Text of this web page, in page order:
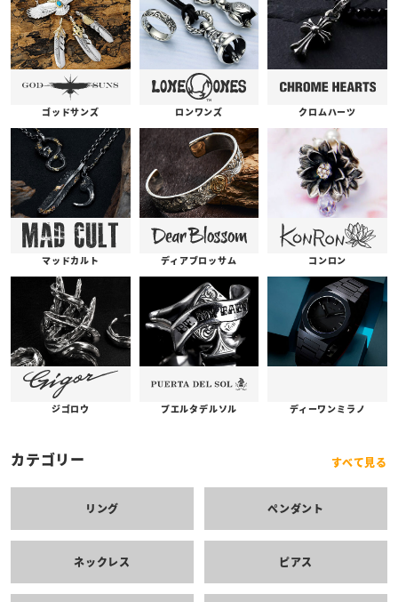
ゴッドサンズ ロンワンズ クロムハーツ
マッドカルト ディアブロッサム コンロン
ジゴロウ プエルタデルソル ディーワンミラノ
カテゴリー すべて見る
リング ペンダント
ネックレス ピアス